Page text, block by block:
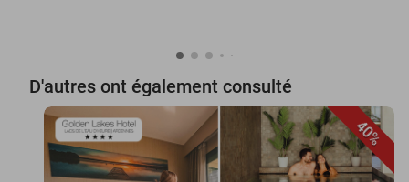
D'autres ont également consulté
40%